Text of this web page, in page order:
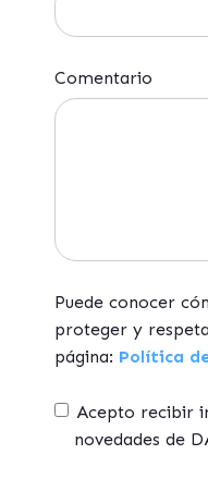
Comentario
Puede conocer
proteger y
página: Política
Acepto recibir
novedades de